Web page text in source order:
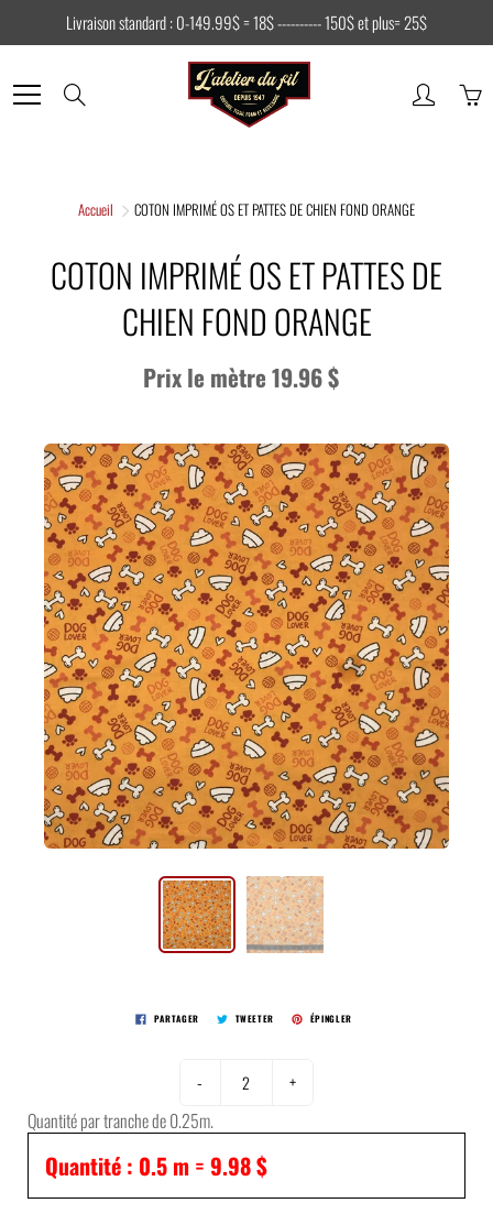
Livraison standard : 0-149.99$ = 18$ ---------- 150$ et plus= 25$
Accueil COTON IMPRIMÉ OS ET PATTES DE CHIEN FOND ORANGE
COTON IMPRIMÉ OS ET PATTES DE
CHIEN FOND ORANGE
Prix le mètre 19.96 $
PARTAGER TWEETER ÉPINGLER
-
+
Quantité par tranche de 0.25m.
Quantité : 0.5 m = 9.98 $